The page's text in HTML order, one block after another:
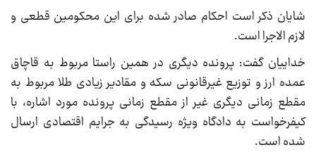
شایان ذکر است احکام صادر شده برای این محکومین قطعی و
لازم الاجرا است.
خداییان گفت: پرونده دیگری در همین راستا مربوط به قاچاق
عمده ارز و توزیع غیرقانونی سکه و مقادیر زیادی طلا مربوط به
مقطع زمانی دیگری غیر از مقطع زمانی پرونده مورد اشاره، با
کیفرخواست به دادگاه ویژه رسیدگی به جرایم اقتصادی ارسال
شده است.